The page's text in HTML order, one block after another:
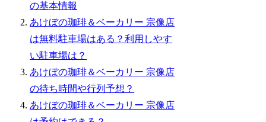
の基本情報
あけぼの珈琲＆ベーカリー 宗像店
は無料駐車場はある？利用しやす
い駐車場は？
あけぼの珈琲＆ベーカリー 宗像店
の待ち時間や行列予想？
あけぼの珈琲＆ベーカリー 宗像店